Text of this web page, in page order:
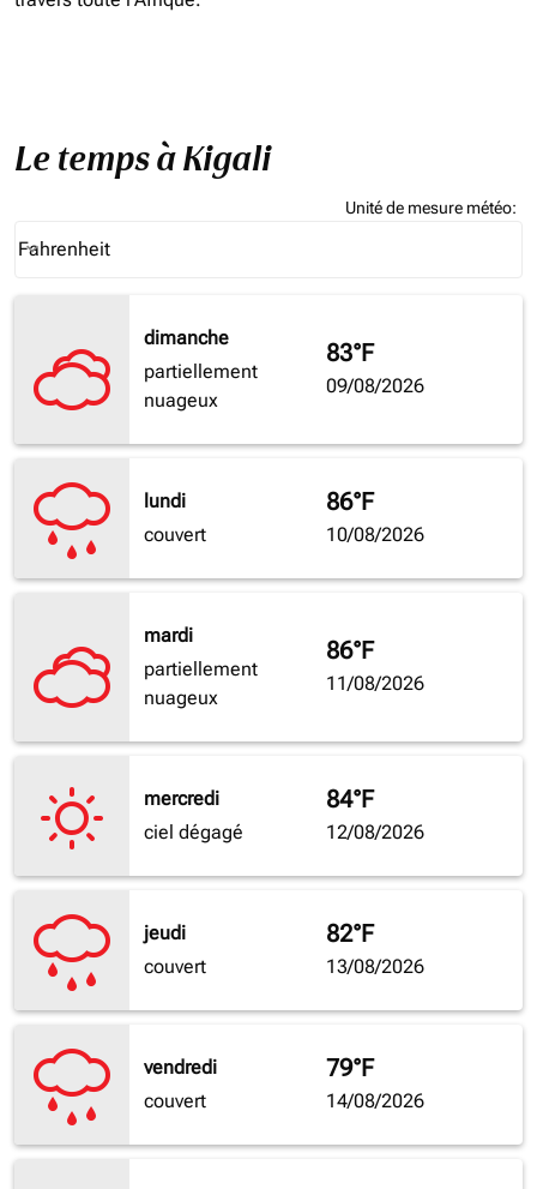
Le temps à Kigali
Unité de mesure météo:
Fahrenheit
keyboard_arrow_down
dimanche
partiellement
nuageux
83°F
09/08/2026
lundi
couvert
86°F
10/08/2026
mardi
partiellement
nuageux
86°F
11/08/2026
mercredi
ciel dégagé
84°F
12/08/2026
jeudi
couvert
82°F
13/08/2026
vendredi
couvert
79°F
14/08/2026